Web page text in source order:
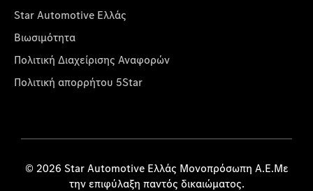
Star Automotive Ελλάς
Βιωσιμότητα
Πολιτική Διαχείρισης Αναφορών
Πολιτική απορρήτου 5Star
© 2026 Star Automotive Ελλάς Μονοπρόσωπη Α.Ε.Με
την επιφύλαξη παντός δικαιώματος.